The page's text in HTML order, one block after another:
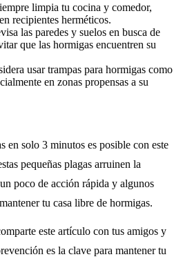
limpia tu cocina y comedor,
recipientes herméticos.
las paredes y suelos en busca de
que las hormigas encuentren su
usar trampas para hormigas como
en zonas propensas a su
en solo 3 minutos es posible con este
pequeñas plagas arruinen la
poco de acción rápida y algunos
tu casa libre de hormigas.
este artículo con tus amigos y
es la clave para mantener tu